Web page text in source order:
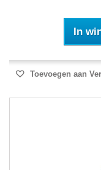
In
Toevoegen aan